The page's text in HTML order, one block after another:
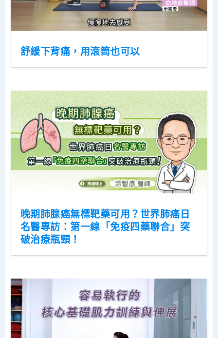
舒緩下背痛，用滾筒也可以
晚期肺腺癌無標靶藥可用？世界肺癌日
名醫專訪：第一線「免疫四藥聯合」突
破治療瓶頸！